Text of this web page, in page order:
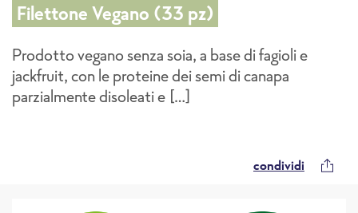
Filettone Vegano (33 pz)
Prodotto vegano senza soia, a base di fagioli e
jackfruit, con le proteine dei semi di canapa
parzialmente disoleati e […]
condividi